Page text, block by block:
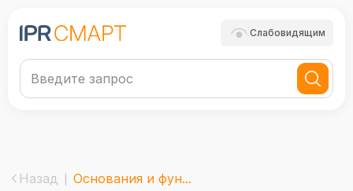
Слабовидящим
Назад Основания и фун...